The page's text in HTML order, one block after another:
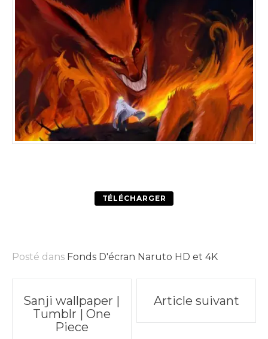
TÉLÉCHARGER
Posté dans Fonds D'écran Naruto HD et 4K
Poste
navigation
Sanji wallpaper |
Tumblr | One
Piece
Article suivant